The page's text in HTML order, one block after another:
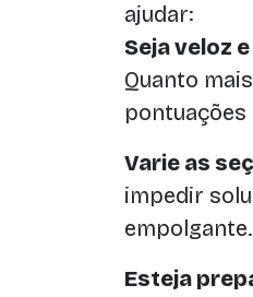
ajudar:
Seja veloz
Quanto
pontuações
Varie as
impedir
empolgante.
Esteja